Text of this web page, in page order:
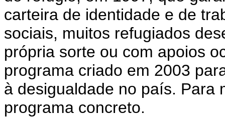
carteira de identidade e de
sociais, muitos refugiados
própria sorte ou com apoios
programa criado em 2003
à desigualdade no país. Para
programa concreto.